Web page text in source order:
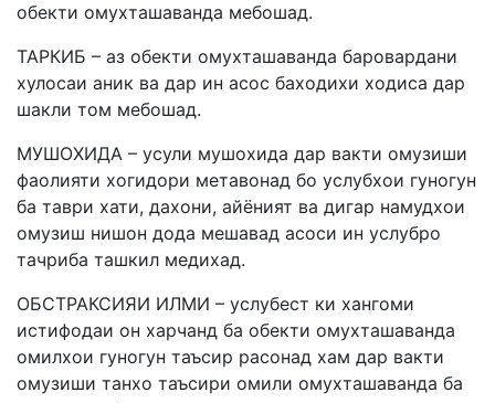
обекти омухташаванда мебошад.
ТАРКИБ – аз обекти омухташаванда баровардани
хулосаи аник ва дар ин асос баходихи ходиса дар
шакли том мебошад.
МУШОХИДА – усули мушохида дар вакти омузиши
фаолияти хогидори метавонад бо услубхои гуногун
ба таври хати, дахони, айёният ва дигар намудхои
омузиш нишон дода мешавад асоси ин услубро
тачриба ташкил медихад.
ОБСТРАКСИЯИ ИЛМИ – услубест ки хангоми
истифодаи он харчанд ба обекти омухташаванда
омилхои гуногун таъсир расонад хам дар вакти
омузиши танхо таъсири омили омухташаванда ба